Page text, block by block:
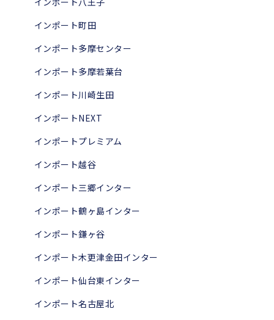
インポート町田
インポート多摩センター
インポート多摩若葉台
インポート川崎生田
インポートNEXT
インポートプレミアム
インポート越谷
インポート三郷インター
インポート鶴ヶ島インター
インポート鎌ヶ谷
インポート木更津金田インター
インポート仙台東インター
インポート名古屋北